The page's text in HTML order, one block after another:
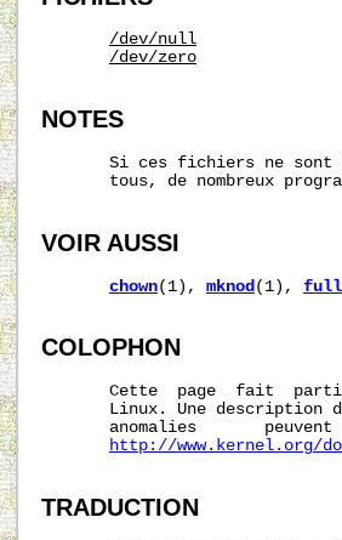
/dev/null
/dev/zero
NOTES
Si ces fichiers ne sont
tous, de nombreux
VOIR AUSSI
chown(1), mknod (1), full
COLOPHON
Cette  page  fait
Linux. Une description
anomalies       peuvent
http://www.kernel.org/
TRADUCTION